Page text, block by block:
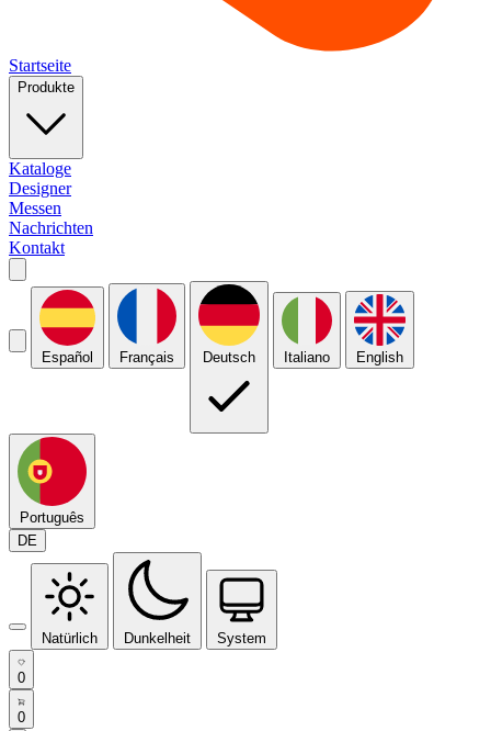
Startseite
Produkte
Kataloge
Designer
Messen
Nachrichten
Kontakt
Español Français Deutsch Italiano English
Português
DE
Natürlich Dunkelheit System
0
0